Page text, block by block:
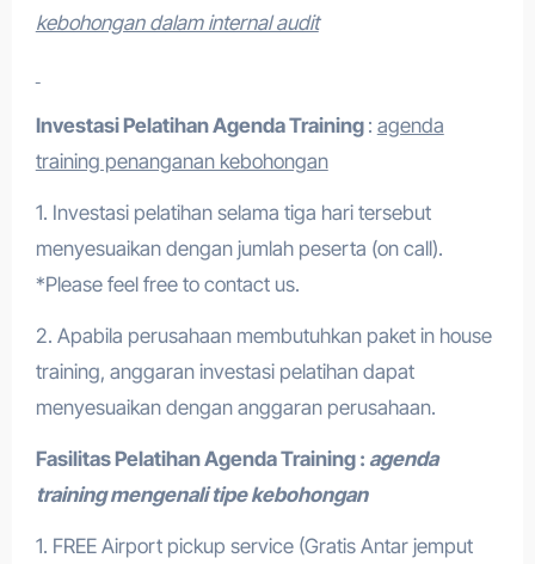
kebohongan dalam internal audit
Investasi PelatihanAgenda Training : agenda
training penanganan kebohongan
1. Investasi pelatihan selama tiga hari tersebut
menyesuaikan dengan jumlah peserta (on call).
*Please feel free to contact us.
2. Apabila perusahaan membutuhkan paket in house
training, anggaran investasi pelatihan dapat
menyesuaikan dengan anggaran perusahaan.
Fasilitas PelatihanAgenda Training : agenda
training mengenali tipe kebohongan
1. FREE Airport pickup service (Gratis Antar jemput